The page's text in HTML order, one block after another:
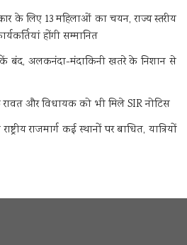
के लिए 13 महिलाओं का चयन, राज्य स्तरीय
होंगी सम्मानित
बंद, अलकनंदा-मंदाकिनी खतरे के निशान से
और विधायक को भी मिले SIR नोटिस
राजमार्ग कई स्थानों पर बाधित, यात्रियों